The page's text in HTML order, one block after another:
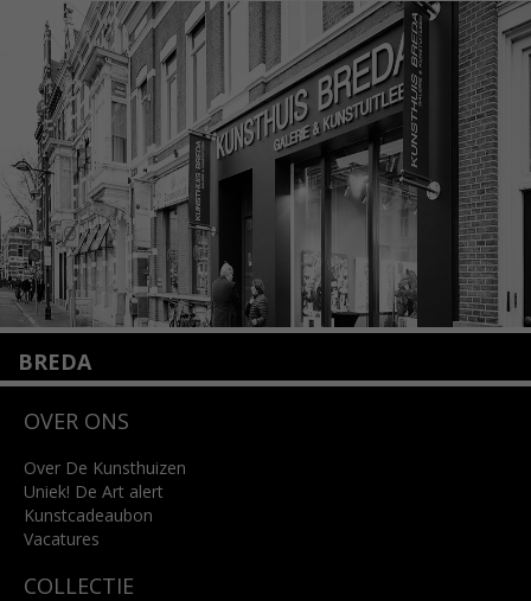
Amstelveenseweg 135
1075 VX Amsterdam
+31 (0)20 2332546
info@kunsthuisamsterdam.nl
Lees meer
BREDA
4818 SB Breda
info@kunsthuisbreda.nl
Lees meer
OVER ONS
Over De Kunsthuizen
Uniek! De Art alert
Kunstcadeaubon
Vacatures
COLLECTIE